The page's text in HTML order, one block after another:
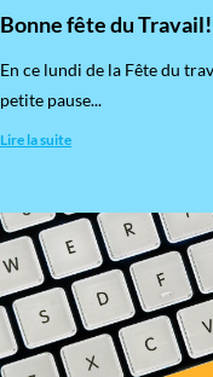
Bonne fête du Travail!
En ce lundi de la Fête du
petite pause...
Lire la suite